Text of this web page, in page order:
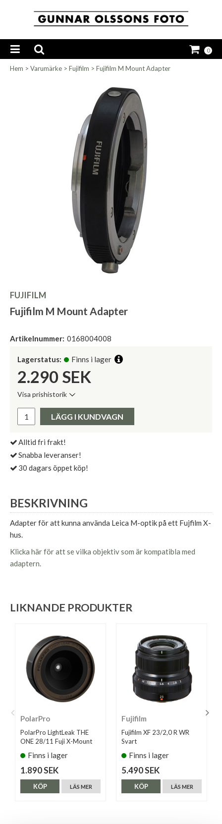
0
Hem > Varumärke > Fujifilm > Fujifilm M Mount Adapter
FUJIFILM
Fujifilm M Mount Adapter
Artikelnummer: 0168004008
Lagerstatus: Finns i lager
2.290 SEK
Visa prishistorik
Pris:
LÄGG I KUNDVAGN
Alltid fri frakt!
Snabba leveranser!
30 dagars öppet köp!
BESKRIVNING
Adapter för att kunna använda Leica M-optik på ett Fujfilm X-
hus.
Klicka här för att se vilka objektiv som är kompatibla med
adaptern.
LIKNANDE PRODUKTER
PolarPro
PolarPro LightLeak THE
ONE 28/11 Fuji X-Mount
Finns i lager
1.890 SEK
LÄS MER
KÖP
Fujifilm
Fujifilm XF 23/2,0 R WR
Svart
Finns i lager
5.490 SEK
LÄS MER
KÖP